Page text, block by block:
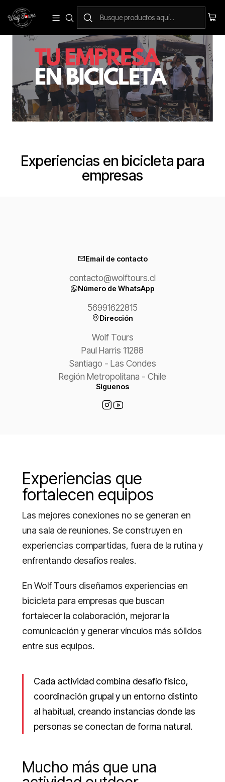
Experiencias en bicicleta para
empresas
Email de contacto
contacto@wolftours.cl
Número de WhatsApp
56991622815
Dirección
Wolf Tours
Paul Harris 11288
Santiago - Las Condes
Región Metropolitana - Chile
Síguenos
Experiencias que
fortalecen equipos
Las mejores conexiones no se generan en
una sala de reuniones. Se construyen en
experiencias compartidas, fuera de la rutina y
enfrentando desafíos reales.
En Wolf Tours diseñamos experiencias en
bicicleta para empresas que buscan
fortalecer la colaboración, mejorar la
comunicación y generar vínculos más sólidos
entre sus equipos.
Cada actividad combina desafío físico,
coordinación grupal y un entorno distinto
al habitual, creando instancias donde las
personas se conectan de forma natural.
Mucho más que una